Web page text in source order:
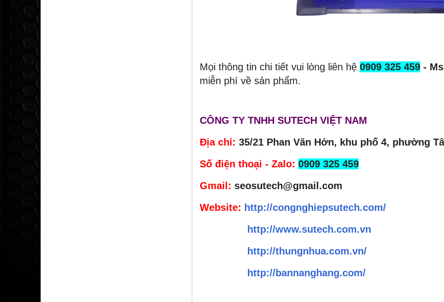
Mọi thông tin chi tiết vui lòng liên hệ 0909 325 459 -
miễn phí về sản phẩm.
CÔNG TY TNHH SUTECH VIỆT NAM
Địa chỉ: 35/21 Phan Văn Hớn, khu phố 4, phường
Số điện thoại - Zalo: 0909 325 459
Gmail: seosutech@gmail.com
Website: http://congnghiepsutech.com/
http://www.sutech.com.vn
http://thungnhua.com.vn/
http://bannanghang.com/